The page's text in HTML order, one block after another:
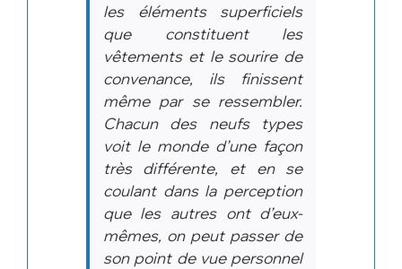
les éléments superficiels
que constituent les
vêtements et le sourire de
convenance, ils finissent
même par se ressembler.
Chacun des neufs types
voit le monde d’une façon
très différente, et en se
coulant dans la perception
que les autres ont d’eux-
mêmes, on peut passer de
son point de vue personnel